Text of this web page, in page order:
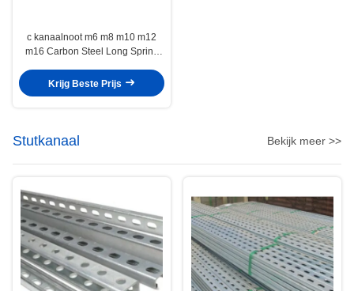
c kanaalnoot m6 m8 m10 m12
m16 Carbon Steel Long Spring
Krijg Beste Prijs
Stutkanaal Bekijk meer >>